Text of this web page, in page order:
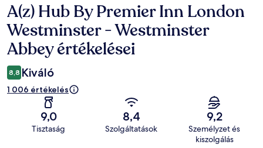
Értékelések
A(z) Hub By Premier Inn London
Westminster - Westminster
Abbey értékelései
8,8 Kiváló
1 006 értékelés
9,0
Tisztaság
8,4
Szolgáltatások
9,2
Személyzet és
kiszolgálás